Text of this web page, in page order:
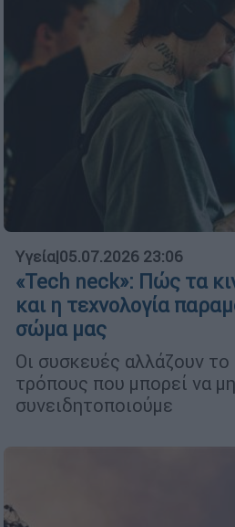
Υγεία|05.07.2026 23:06
«Tech neck»: Πώς τα
και η τεχνολογία
σώμα μας
Οι συσκευές αλλάζουν
τρόπους που μπορεί να
συνειδητοποιούμε